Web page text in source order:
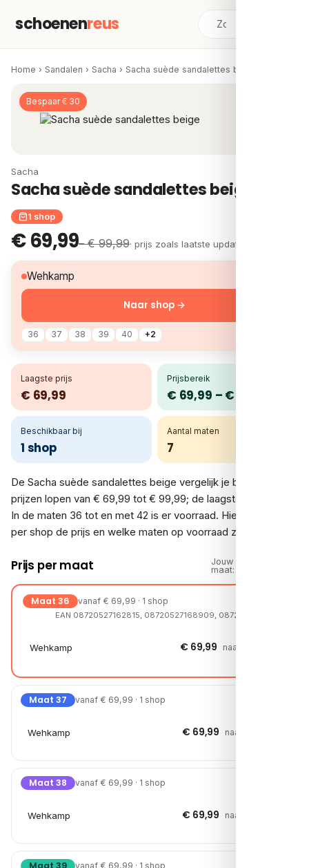
schoenenreus
Home › Sandalen › Sacha › Sacha suède sandalettes beige
Bespaar € 30
Sacha
Sacha suède sandalettes beige
1 shop
€ 69,99– € 99,99· prijs zoals laatste update
Wehkamp
36 37 38 39 40 +2
Naar shop →
Laagste prijs
€ 69,99
Prijsbereik
€ 69,99 – € 99,99
Beschikbaar bij
1 shop
Aantal maten
7
De Sacha suède sandalettes beige vergelijk je bij 1 shop. De
prijzen lopen van € 69,99 tot € 99,99; de laagste is € 69,99.
In de maten 36 tot en met 42 is er voorraad. Hieronder zie je
per shop de prijs en welke maten op voorraad zijn.
Prijs per maat
Jouw
maat:
Maat 36 vanaf € 69,99 · 1 shop
EAN 08720527162815, 08720527168909, 08720527258471
Wehkamp € 69,99 naar shop →
Maat 37 vanaf € 69,99 · 1 shop
Wehkamp € 69,99 naar shop →
Maat 38 vanaf € 69,99 · 1 shop
Wehkamp € 69,99 naar shop →
vanaf € 69,99 · 1 shop